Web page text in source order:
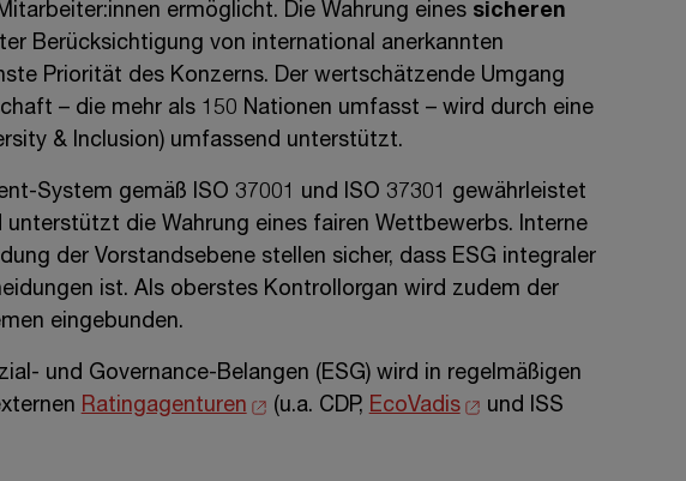
ermöglicht. Die Wahrung eines sicheren
Berücksichtigung von international anerkannten
Priorität des Konzerns. Der wertschätzende Umgang
– diemehr als 150 Nationen umfasst –wird durch eine
& Inclusion) umfassend unterstützt.
System gemäß ISO 37001 und ISO 37301 gewährleistet
die Wahrung eines fairen Wettbewerbs. Interne
der Vorstandsebene stellen sicher, dass ESG integraler
ist. Als oberstes Kontrollorgan wird zudem der
eingebunden.
und Governance-Belangen (ESG) wird in regelmäßigen
Ratingagenturen (u.a. CDP, EcoVadis
und ISS